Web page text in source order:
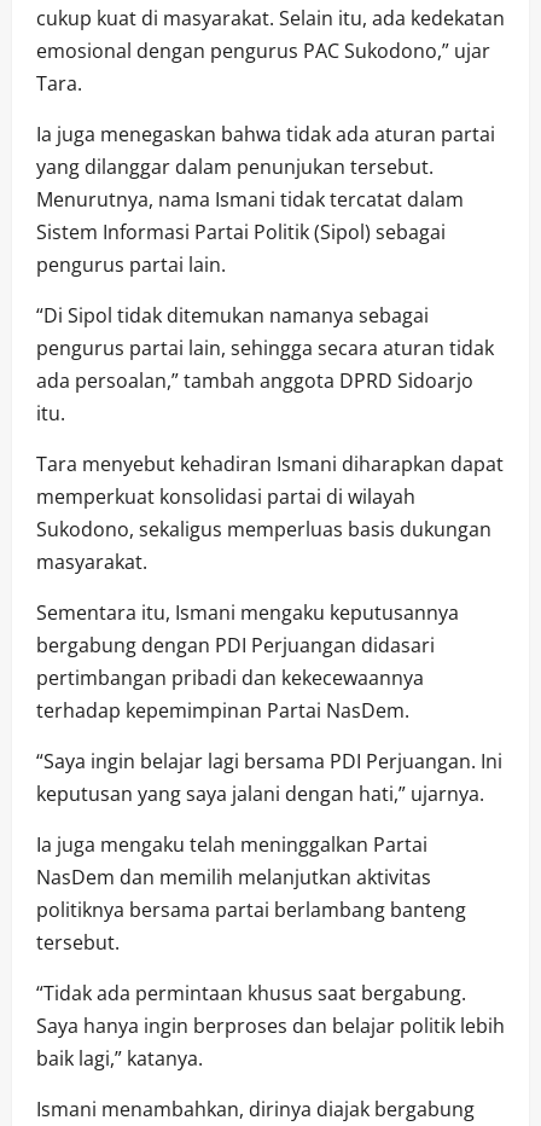
cukup kuat di masyarakat. Selain itu, ada kedekatan
emosional dengan pengurus PAC Sukodono,” ujar
Tara.
Ia juga menegaskan bahwa tidak ada aturan partai
yang dilanggar dalam penunjukan tersebut.
Menurutnya, nama Ismani tidak tercatat dalam
Sistem Informasi Partai Politik (Sipol) sebagai
pengurus partai lain.
“Di Sipol tidak ditemukan namanya sebagai
pengurus partai lain, sehingga secara aturan tidak
ada persoalan,” tambah anggota DPRD Sidoarjo
itu.
Tara menyebut kehadiran Ismani diharapkan dapat
memperkuat konsolidasi partai di wilayah
Sukodono, sekaligus memperluas basis dukungan
masyarakat.
Sementara itu, Ismani mengaku keputusannya
bergabung dengan PDI Perjuangan didasari
pertimbangan pribadi dan kekecewaannya
terhadap kepemimpinan Partai NasDem.
“Saya ingin belajar lagi bersama PDI Perjuangan. Ini
keputusan yang saya jalani dengan hati,” ujarnya.
Ia juga mengaku telah meninggalkan Partai
NasDem dan memilih melanjutkan aktivitas
politiknya bersama partai berlambang banteng
tersebut.
“Tidak ada permintaan khusus saat bergabung.
Saya hanya ingin berproses dan belajar politik lebih
baik lagi,” katanya.
Ismani menambahkan, dirinya diajak bergabung